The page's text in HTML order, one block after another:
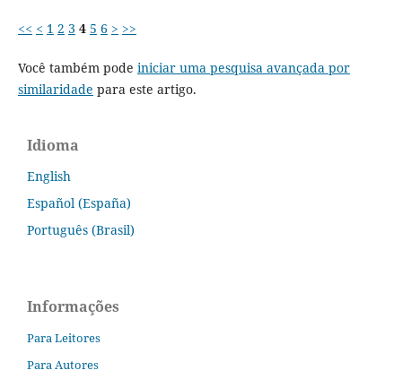
<< < 1 2 3 4 5 6 > >>
Você também pode iniciar uma pesquisa avançada por
similaridade para este artigo.
Idioma
English
Español (España)
Português (Brasil)
Informações
Para Leitores
Para Autores